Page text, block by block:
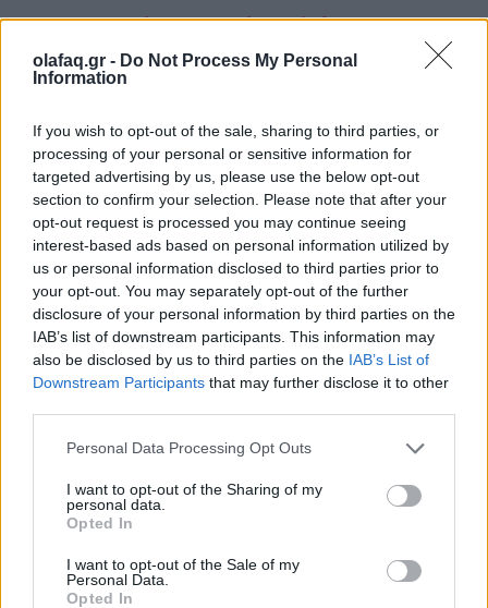
olafaq.gr - Do Not Process My Personal
Information
If you wish to opt-out of the sale, sharing to third parties, or
processing of your personal or sensitive information for
targeted advertising by us, please use the below opt-out
section to confirm your selection. Please note that after your
opt-out request is processed you may continue seeing
interest-based ads based on personal information utilized by
us or personal information disclosed to third parties prior to
your opt-out. You may separately opt-out of the further
disclosure of your personal information by third parties on the
IAB’s list of downstream participants. This information may
also be disclosed by us to third parties on the IAB’s List of
Downstream Participants that may further disclose it to other
Personal Data Processing Opt Outs
I want to opt-out of the Sharing of my
personal data.
Opted In
I want to opt-out of the Sale of my
Personal Data.
Opted In
Η οδύσσεια του «δεν προλαβαίνω»
Πες μου το λόγο που εδώ ακόμα μένω...»
22.03.2024